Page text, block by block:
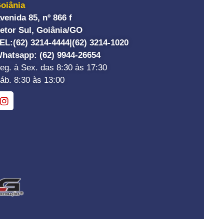
85, nº 866 f
Sul, Goiânia/GO
(62) 3214-4444| (62) 3214-1020
: (62) 9944-26654
à Sex. das 8:30 às 17:30
8:30 às 13:00